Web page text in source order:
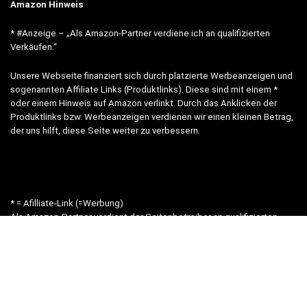
Amazon Hinweis
* #Anzeige – „Als Amazon-Partner verdiene ich an qualifizierten
Verkäufen.“
Unsere Webseite finanziert sich durch platzierte Werbeanzeigen und
sogenannten Affiliate Links (Produktlinks). Diese sind mit einem *
oder einem Hinweis auf Amazon verlinkt. Durch das Anklicken der
Produktlinks bzw. Werbeanzeigen verdienen wir einen kleinen Betrag,
der uns hilft, diese Seite weiter zu verbessern.
* = Afilliate-Link (=Werbung)
Als Amazon-Partner verdient der Seitenbetreiber an qualifizierten